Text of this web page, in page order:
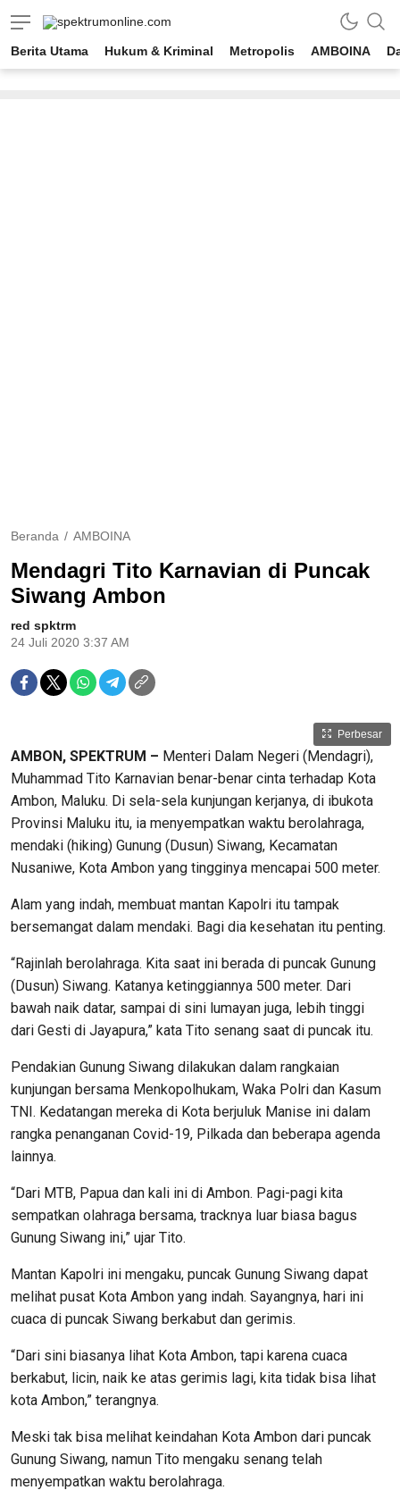
spektrumonline.com
Berita Utama Hukum & Kriminal Metropolis AMBOINA
Beranda AMBOINA
Mendagri Tito Karnavian di Puncak
Siwang Ambon
red spktrm
24 Juli 2020 3:37 AM
Perbesar
AMBON, SPEKTRUM – Menteri Dalam Negeri (Mendagri),
Muhammad Tito Karnavian benar-benar cinta terhadap Kota
Ambon, Maluku. Di sela-sela kunjungan kerjanya, di ibukota
Provinsi Maluku itu, ia menyempatkan waktu berolahraga,
mendaki (hiking) Gunung (Dusun) Siwang, Kecamatan
Nusaniwe, Kota Ambon yang tingginya mencapai 500 meter.
Alam yang indah, membuat mantan Kapolri itu tampak
bersemangat dalam mendaki. Bagi dia kesehatan itu penting.
“Rajinlah berolahraga. Kita saat ini berada di puncak Gunung
(Dusun) Siwang. Katanya ketinggiannya 500 meter. Dari
bawah naik datar, sampai di sini lumayan juga, lebih tinggi
dari Gesti di Jayapura,” kata Tito senang saat di puncak itu.
Pendakian Gunung Siwang dilakukan dalam rangkaian
kunjungan bersama Menkopolhukam, Waka Polri dan Kasum
TNI. Kedatangan mereka di Kota berjuluk Manise ini dalam
rangka penanganan Covid-19, Pilkada dan beberapa agenda
lainnya.
“Dari MTB, Papua dan kali ini di Ambon. Pagi-pagi kita
sempatkan olahraga bersama, tracknya luar biasa bagus
Gunung Siwang ini,” ujar Tito.
Mantan Kapolri ini mengaku, puncak Gunung Siwang dapat
melihat pusat Kota Ambon yang indah. Sayangnya, hari ini
cuaca di puncak Siwang berkabut dan gerimis.
“Dari sini biasanya lihat Kota Ambon, tapi karena cuaca
berkabut, licin, naik ke atas gerimis lagi, kita tidak bisa lihat
kota Ambon,” terangnya.
Meski tak bisa melihat keindahan Kota Ambon dari puncak
Gunung Siwang, namun Tito mengaku senang telah
menyempatkan waktu berolahraga.